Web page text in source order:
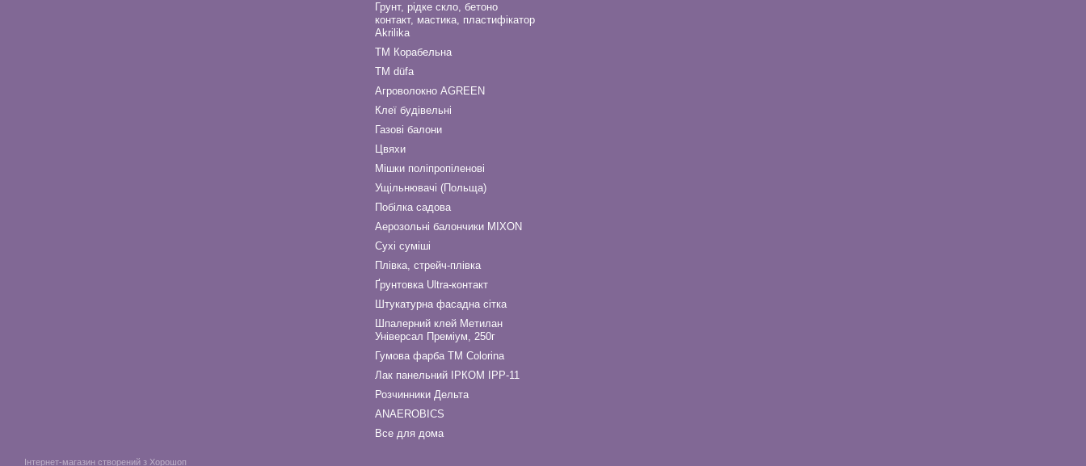
Інтернет-магазин створений з Хорошоп
Грунт, рідке скло, бетоно
контакт, мастика, пластифікатор
Akrilika
ТМ Корабельна
ТМ düfa
Агроволокно AGREEN
Клеї будівельні
Газові балони
Цвяхи
Мішки поліпропіленові
Ущільнювачі (Польща)
Побілка садова
Аерозольні балончики MIXON
Сухі суміші
Плівка, стрейч-плівка
Ґрунтовка Ultra-контакт
Штукатурна фасадна сітка
Шпалерний клей Метилан
Універсал Преміум, 250г
Гумова фарба ТМ Colorina
Лак панельний ІРКОМ ІРР-11
Розчинники Дельта
ANAEROBICS
Все для дома